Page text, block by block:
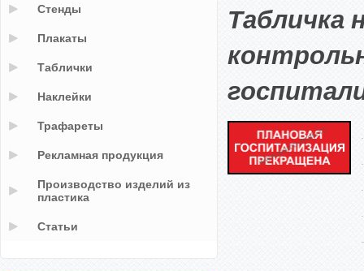
Табличка
Стенды
Плакаты
Таблички
Наклейки
Трафареты
Рекламная продукция
Производство изделий из
пластика
Статьи